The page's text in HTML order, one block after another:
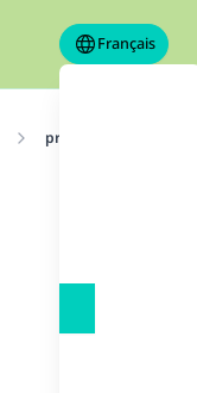
Français
prières des Deux